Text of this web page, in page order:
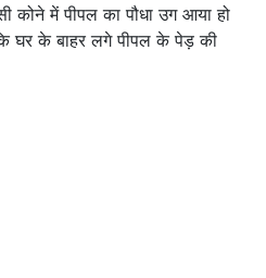
कोने में पीपल का पौधा उग आया हो
घर के बाहर लगे पीपल के पेड़ की